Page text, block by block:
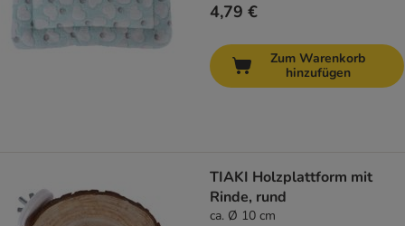
4,79 €
Zum Warenkorb
hinzufügen
TIAKI Holzplattform mit
Rinde, rund
ca. Ø 10 cm